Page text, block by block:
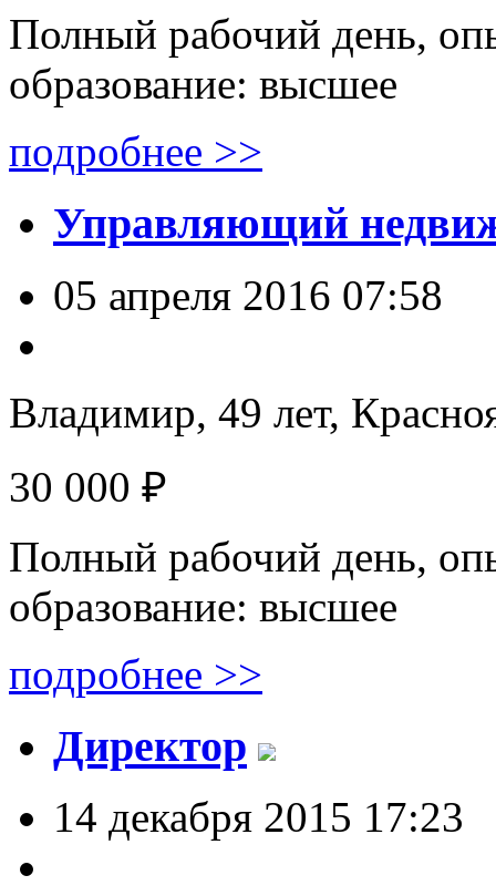
Полный рабочий день,
образование: высшее
подробнее >>
Управляющий
05 апреля 2016 07:58
Владимир, 49 лет,
30 000 ₽
Полный рабочий день,
образование: высшее
подробнее >>
Директор
14 декабря 2015 17:23